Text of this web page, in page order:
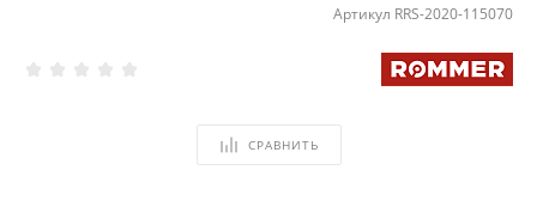
Артикул RRS-2020-115070
СРАВНИТЬ